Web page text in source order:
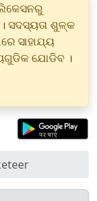
ସଦସ୍ୟତା ଶୁଳ୍କ
ସାହାଯ୍ୟ
ଯୋଡିବ ।